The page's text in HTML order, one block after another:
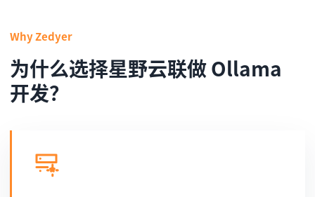
Why Zedyer
为什么选择星野云联做 Ollama
开发？